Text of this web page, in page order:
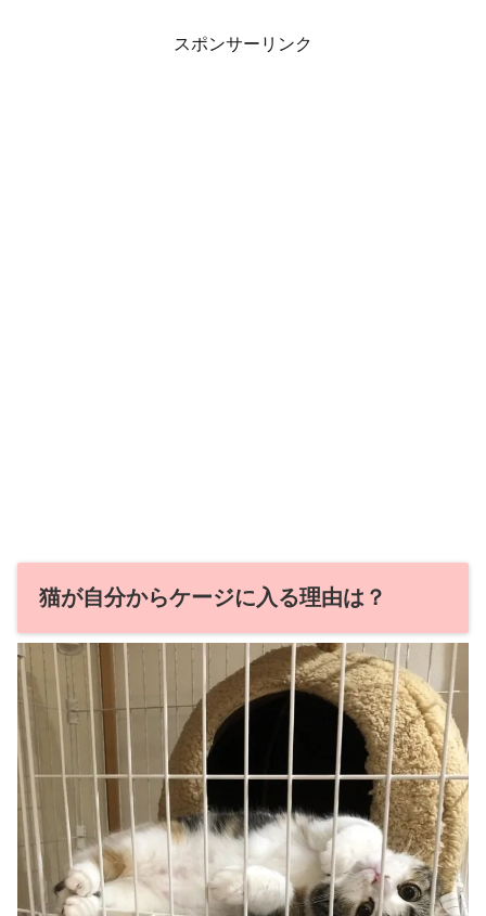
スポンサーリンク
猫が自分からケージに入る理由は？